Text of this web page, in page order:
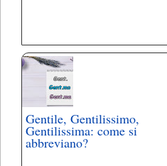
Gentile, Gentilissimo,
Gentilissima: come si
abbreviano?